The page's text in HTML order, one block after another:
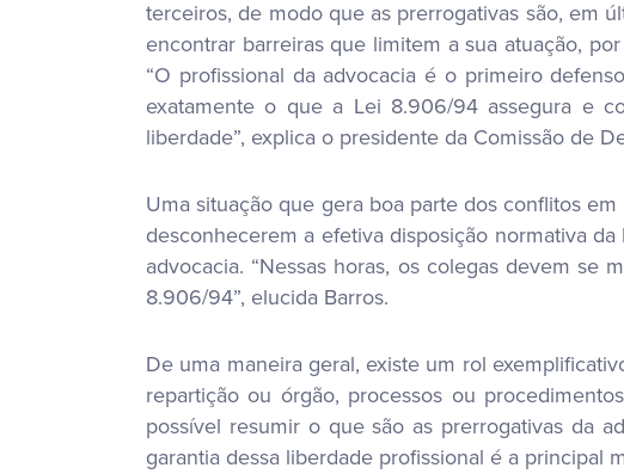
terceiros, de modo que as prerrogativas são, em
encontrar barreiras que limitem a sua atuação,
“O profissional da advocacia é o primeiro
exatamente o que a Lei 8.906/94 assegura e
liberdade”, explica o presidente da Comissão de
Uma situação que gera boa parte dos conflitos
desconhecerem a efetiva disposição normativa
advocacia. “Nessas horas, os colegas devem
8.906/94”, elucida Barros.
De uma maneira geral, existe um rol
repartição ou órgão, processos ou
possível resumir o que são as prerrogativas da
garantia dessa liberdade profissional é a principal